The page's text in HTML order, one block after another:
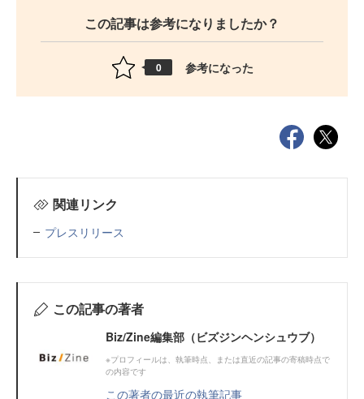
この記事は参考になりましたか？
0 参考になった
関連リンク
プレスリリース
この記事の著者
Biz/Zine編集部（ビズジンヘンシュウブ）
※プロフィールは、執筆時点、または直近の記事の寄稿時点で
の内容です
この著者の最近の執筆記事